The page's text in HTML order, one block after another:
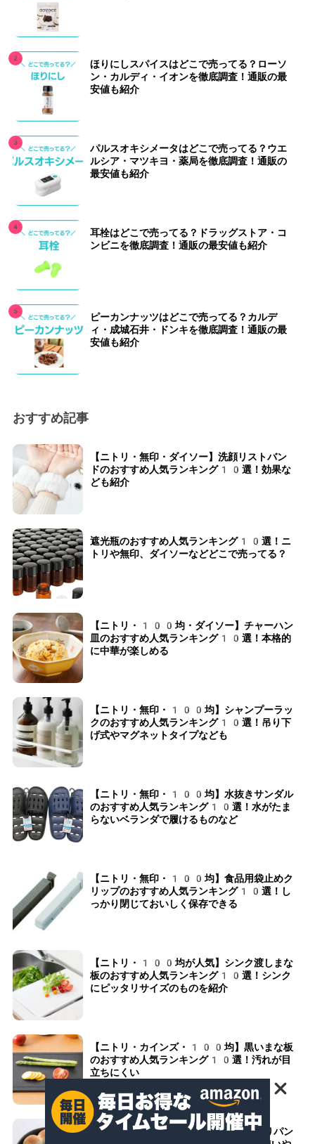
ほりにしスパイスはどこで売ってる？ローソ
ン・カルディ・イオンを徹底調査！通販の最
安値も紹介
パルスオキシメータはどこで売ってる？ウエ
ルシア・マツキヨ・薬局を徹底調査！通販の
最安値も紹介
耳栓はどこで売ってる？ドラッグストア・コ
ンビニを徹底調査！通販の最安値も紹介
ピーカンナッツはどこで売ってる？カルデ
ィ・成城石井・ドンキを徹底調査！通販の最
安値も紹介
おすすめ記事
【ニトリ・無印・ダイソー】洗顔リストバン
ドのおすすめ人気ランキング10選！効果な
ども紹介
遮光瓶のおすすめ人気ランキング10選！ニ
トリや無印、ダイソーなどどこで売ってる？
【ニトリ・100均・ダイソー】チャーハン
皿のおすすめ人気ランキング10選！本格的
に中華が楽しめる
【ニトリ・無印・100均】シャンプーラッ
クのおすすめ人気ランキング10選！吊り下
げ式やマグネットタイプなども
【ニトリ・無印・100均】水抜きサンダル
のおすすめ人気ランキング10選！水がたま
らないベランダで履けるものなど
【ニトリ・無印・100均】食品用袋止めク
リップのおすすめ人気ランキング10選！し
っかり閉じておいしく保存できる
【ニトリ・100均が人気】シンク渡しまな
板のおすすめ人気ランキング10選！シンク
にピッタリサイズのものを紹介
【ニトリ・カインズ・100均】黒いまな板
のおすすめ人気ランキング10選！汚れが目
立ちにくい
【100均・ダイソー・セリア】ちぎりパン